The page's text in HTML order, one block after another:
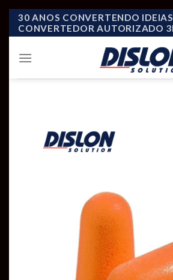
Skip
30 ANOS CONVERTENDO
CONVERTEDOR AUTORIZADO